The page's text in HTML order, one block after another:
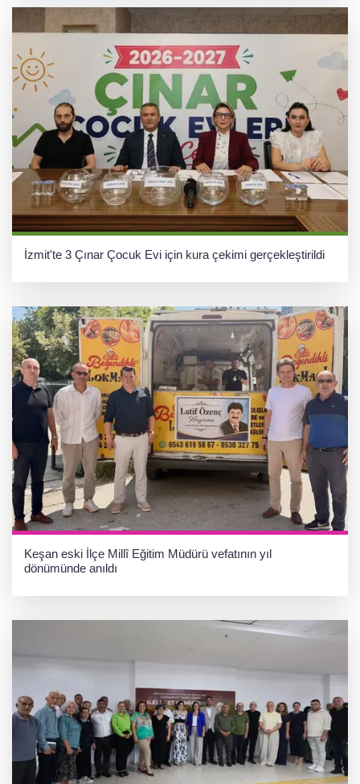
İzmit'te 3 Çınar Çocuk Evi için kura çekimi gerçekleştirildi
Keşan eski İlçe Millî Eğitim Müdürü vefatının yıl
dönümünde anıldı